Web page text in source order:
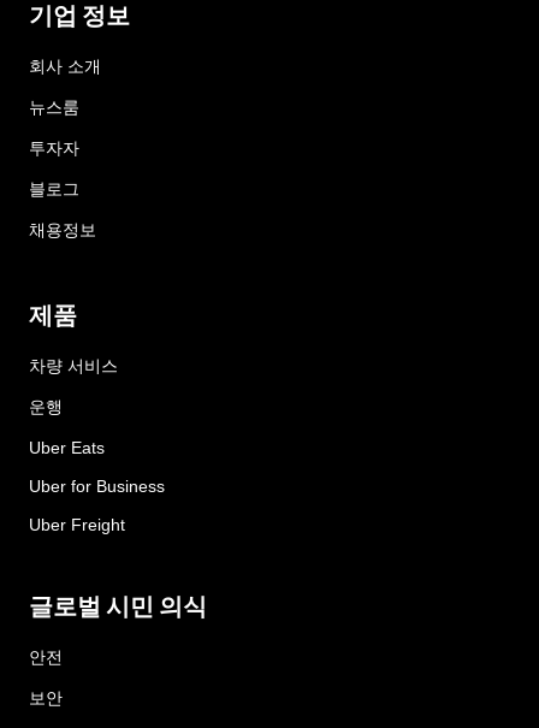
기업 정보
회사 소개
뉴스룸
투자자
블로그
채용정보
제품
차량 서비스
운행
Uber Eats
Uber for Business
Uber Freight
글로벌 시민 의식
안전
보안